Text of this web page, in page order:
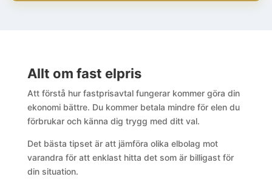
Allt om fast elpris
Att förstå hur fastprisavtal fungerar kommer göra din
ekonomi bättre. Du kommer betala mindre för elen du
förbrukar och känna dig trygg med ditt val.
Det bästa tipset är att jämföra olika elbolag mot
varandra för att enklast hitta det som är billigast för
din situation.